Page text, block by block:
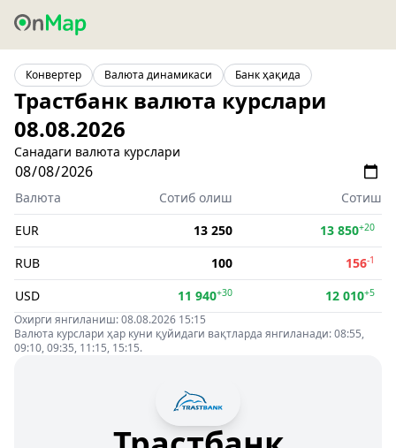
Конвертер Валюта динамикаси Банк ҳақида
Трастбанк валюта курслари
08.08.2026
Санадаги валюта курслари
Валюта Сотиб олиш
Сотиш
EUR
13 250 13 850+20
RUB 100 156-1
USD 11 940+30 12 010+5
Охирги янгиланиш: 08.08.2026 15:15
Валюта курслари ҳар куни қуйидаги вақтларда янгиланади: 08:55,
09:10, 09:35, 11:15, 15:15.